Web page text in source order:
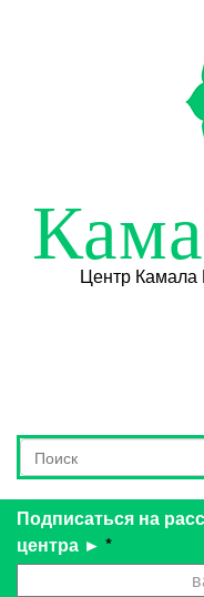
Центр
Форма поиска
Подписаться на
центра ► *